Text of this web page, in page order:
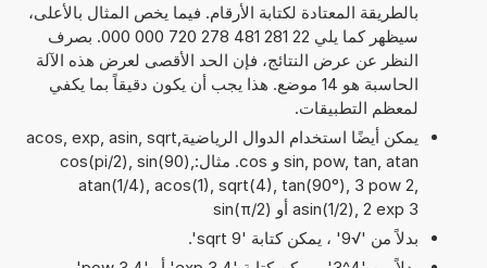
بالطريقة المعتادة لكتابة الأرقام. فيما يخص المثال بالأعلى،
سيظهر كما يلي 22 281 481 278 720 000 000. بصرف
النظر عن عرض النتائج، فإن الحد الأقصى لعرض هذه الآلة
الحاسبة هو 14 موضع. هذا يجب أن يكون دقيقاً بما يكفي
لمعظم التطبيقات.
يمكن أيضًا استخدام الدوال الرياضيةacos, exp, asin, sqrt,
sin, pow, tan, atan و cos. مثال:cos(pi/2), sin(90),
atan(1/4), acos(1), sqrt(4), tan(90°), 3 pow 2,
asin(1/2), 2 exp 3 أو sin(π/2)
بدلاً من '√9' ، يمكن كتابة 'sqrt 9'.